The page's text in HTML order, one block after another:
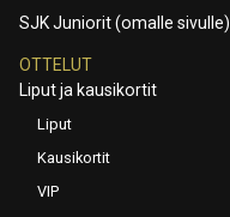
SJK Juniorit (omalle sivulle)
OTTELUT
Liput ja kausikortit
Liput
Kausikortit
VIP